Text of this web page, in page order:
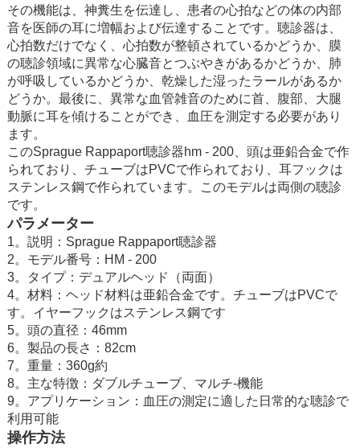
その機能は、神糞生を伝達し、患者の心拍などの体の内部
音を医師の耳に増幅および伝達することです。聴診器は、
心拍数だけでなく、心拍数が整頓されているかどうか、膜
の聴診領域に異常な心臓音とつぶやきがあるかどうか、肺
が呼吸しているかどうか、乾燥した湿ったラールがあるか
どうか。最後に、異常な血管雑音のために首、腹部、大腿
動脈に耳を傾けることができ、血圧を測定する必要があり
ます。
このSprague Rappaport聴診器hm - 200、頭は亜鉛合金で作
られており、チューブはPVCで作られており、耳フックは
ステンレス鋼で作られています。このモデルは両側の聴診
です。
パラメーター
1。説明：Sprague Rappaport聴診器
2。モデル番号：HM - 200
3。タイプ：デュアルヘッド（両面）
4。材料：ヘッド材料は亜鉛合金です。チューブはPVCで
す。イヤーフックはステンレス鋼です
5。頭の直径：46mm
6。製品の長さ：82cm
7。重量：360g約
8。主な特徴：ダブルチューブ、マルチ-機能
9。アプリケーション：血圧の測定に適した日常的な聴診で
利用可能
操作方法